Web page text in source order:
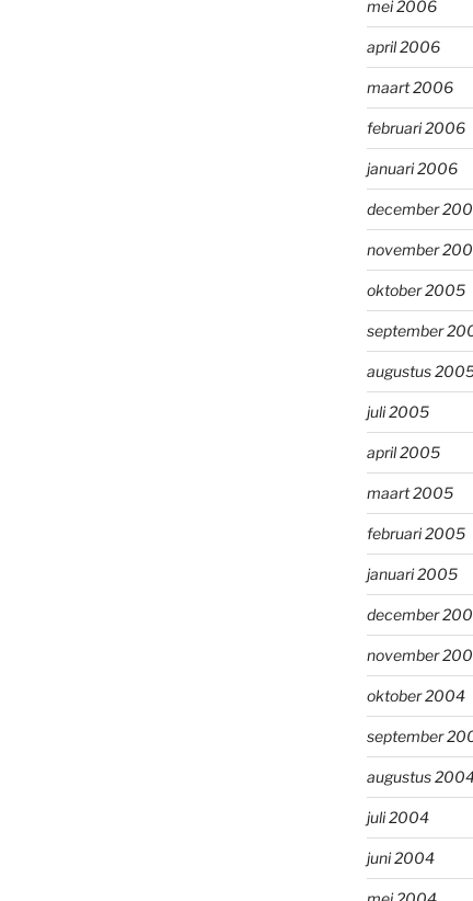
mei 2006
april 2006
maart 2006
februari 2006
januari 2006
december
november
oktober 2005
september
augustus
juli 2005
april 2005
maart 2005
februari 2005
januari 2005
december
november
oktober 2004
september
augustus
juli 2004
juni 2004